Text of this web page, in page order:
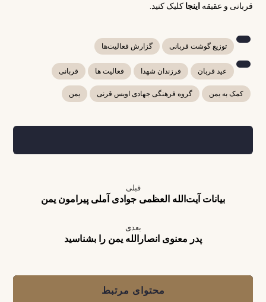
قربانی و عقیقه اینجا کلیک کنید.
توزیع گوشت قربانی گزارش فعالیت‌ها
عید قربان فرزندان شهدا فعالیت ها قربانی
کمک به یمن گروه فرهنگی جهادی اویس قرنی یمن
قبلی
بیانات آیت‌الله العظمی جوادی آملی پیرامون یمن
بعدی
پدر معنوی انصارالله یمن را بشناسید
محتوای مرتبط